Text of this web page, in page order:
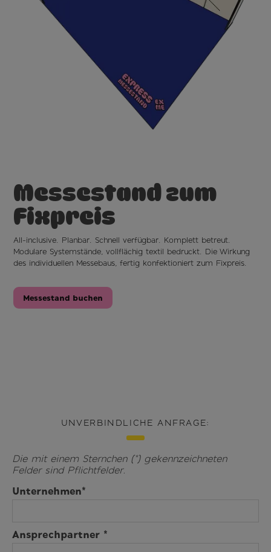
Messestandzum
Fixpreis
All-inclusive. Planbar. Schnell verfügbar. Komplett betreut.
Modulare Systemstände, vollflächig textil bedruckt. Die Wirkung
des individuellen Messebaus, fertig konfektioniert zum Fixpreis.
Messestand buchen
UNVERBINDLICHE ANFRAGE:
Die mit einem Sternchen (*) gekennzeichneten
Felder sind Pflichtfelder.
Unternehmen*
Ansprechpartner *